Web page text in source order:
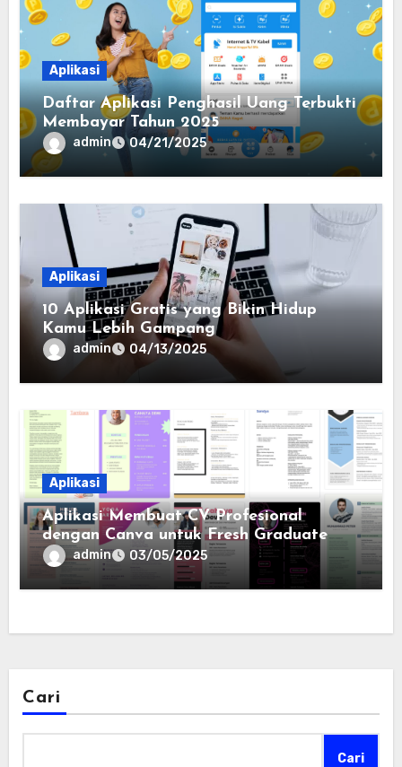
Aplikasi
Daftar Aplikasi Penghasil Uang Terbukti
Membayar Tahun 2025
admin 04/21/2025
Aplikasi
10 Aplikasi Gratis yang Bikin Hidup
Kamu Lebih Gampang
admin 04/13/2025
Aplikasi
Aplikasi Membuat CV Profesional
dengan Canva untuk Fresh Graduate
admin 03/05/2025
Cari
Cari